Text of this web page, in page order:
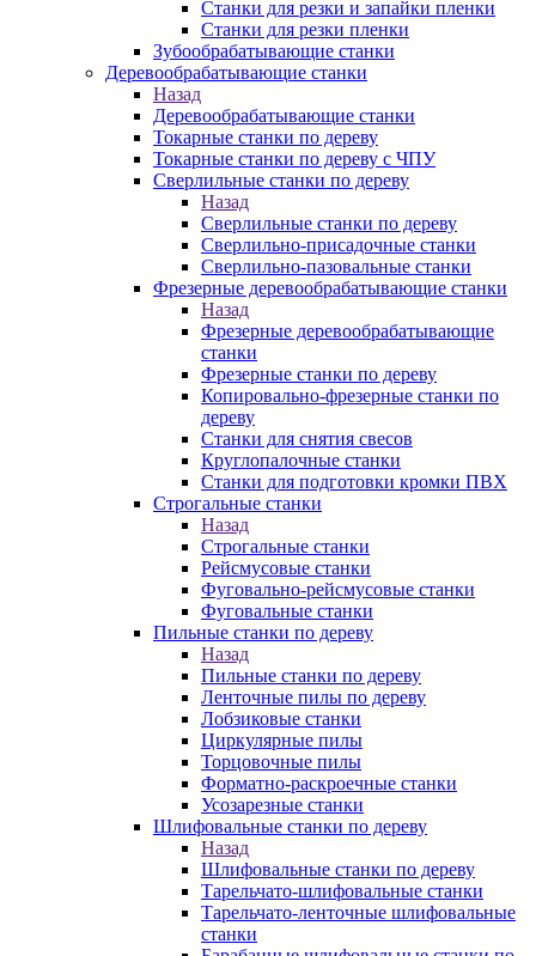
Станки для резки и запайки пленки
Станки для резки пленки
Зубообрабатывающие станки
Деревообрабатывающие станки
Назад
Деревообрабатывающие станки
Токарные станки по дереву
Токарные станки по дереву с ЧПУ
Сверлильные станки по дереву
Назад
Сверлильные станки по дереву
Сверлильно-присадочные станки
Сверлильно-пазовальные станки
Фрезерные деревообрабатывающие станки
Назад
Фрезерные деревообрабатывающие
станки
Фрезерные станки по дереву
Копировально-фрезерные станки по
дереву
Станки для снятия свесов
Круглопалочные станки
Станки для подготовки кромки ПВХ
Строгальные станки
Назад
Строгальные станки
Рейсмусовые станки
Фуговально-рейсмусовые станки
Фуговальные станки
Пильные станки по дереву
Назад
Пильные станки по дереву
Ленточные пилы по дереву
Лобзиковые станки
Циркулярные пилы
Торцовочные пилы
Форматно-раскроечные станки
Усозарезные станки
Шлифовальные станки по дереву
Назад
Шлифовальные станки по дереву
Тарельчато-шлифовальные станки
Тарельчато-ленточные шлифовальные
станки